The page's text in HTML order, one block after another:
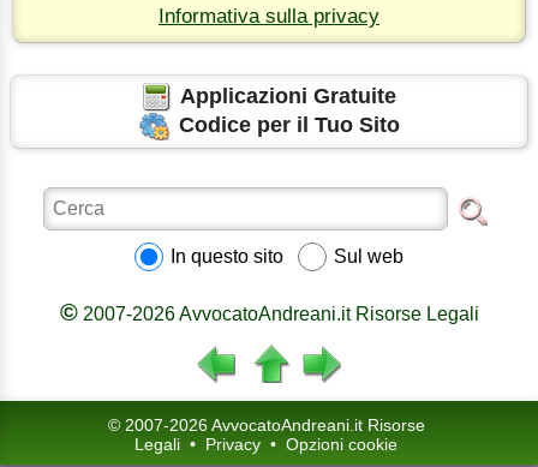
Informativa sulla privacy
Applicazioni Gratuite
Codice per il Tuo Sito
In questo sito Sul web
©2007-2026 AvvocatoAndreani.it Risorse Legali
© 2007-2026 AvvocatoAndreani.it Risorse
Legali • Privacy • Opzioni cookie